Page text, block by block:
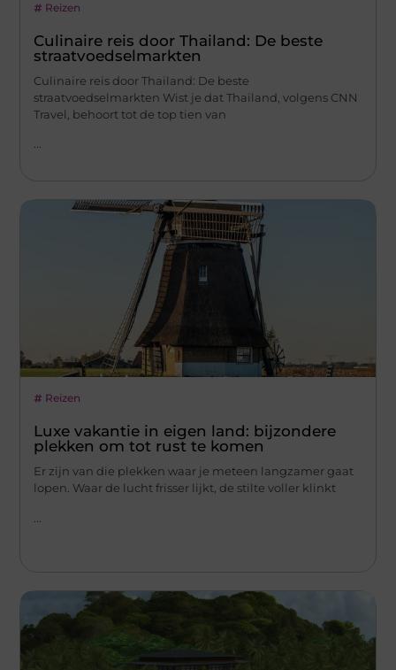
Reizen
Culinaire reis door Thailand: De beste
straatvoedselmarkten
Culinaire reis door Thailand: De beste
straatvoedselmarkten Wist je dat Thailand, volgens CNN
Travel, behoort tot de top tien van
Reizen
Luxe vakantie in eigen land: bijzondere
plekken om tot rust te komen
Er zijn van die plekken waar je meteen langzamer gaat
lopen. Waar de lucht frisser lijkt, de stilte voller klinkt